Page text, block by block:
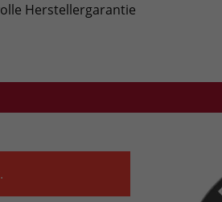
Herstellergarantie